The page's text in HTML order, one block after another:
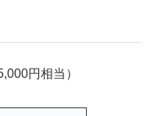
円相当）